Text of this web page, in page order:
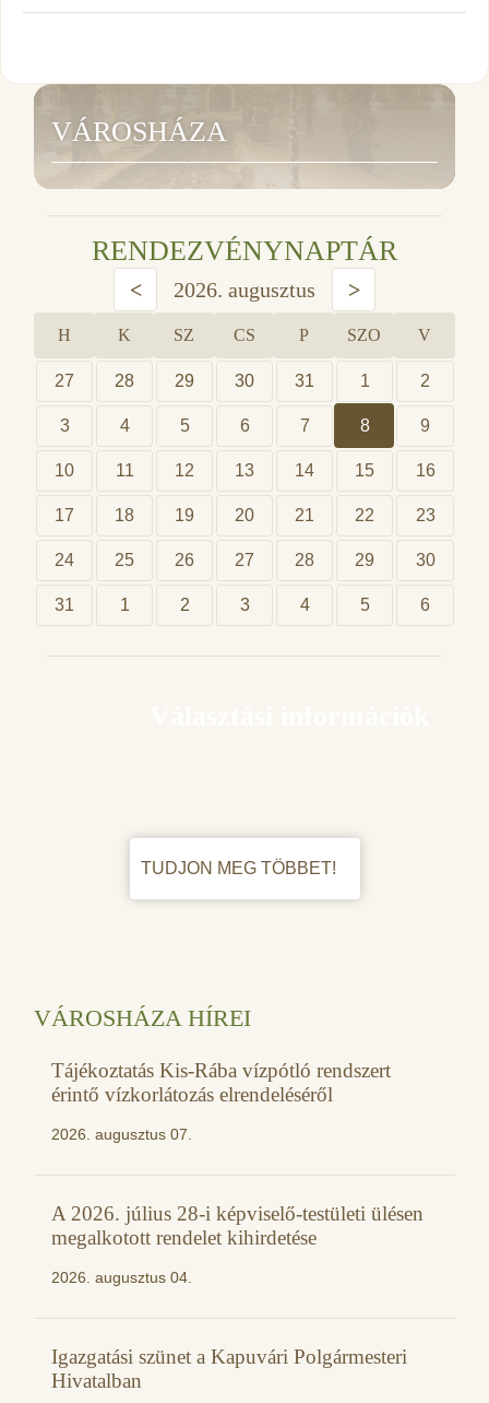
VÁROSHÁZA
RENDEZVÉNYNAPTÁR
< 2026. augusztus >
H K SZ CS P SZO V
27 28 29 30 31 1 2
3 4 5 6 7 8 9
10 11 12 13 14 15 16
17 18 19 20 21 22 23
24 25 26 27 28 29 30
31 1 2 3 4 5 6
TUDJON MEG TÖBBET!
VÁROSHÁZA HÍREI
Tájékoztatás Kis-Rába vízpótló rendszert
érintő vízkorlátozás elrendeléséről
2026. augusztus 07.
A 2026. július 28-i képviselő-testületi ülésen
megalkotott rendelet kihirdetése
2026. augusztus 04.
Igazgatási szünet a Kapuvári Polgármesteri
Hivatalban